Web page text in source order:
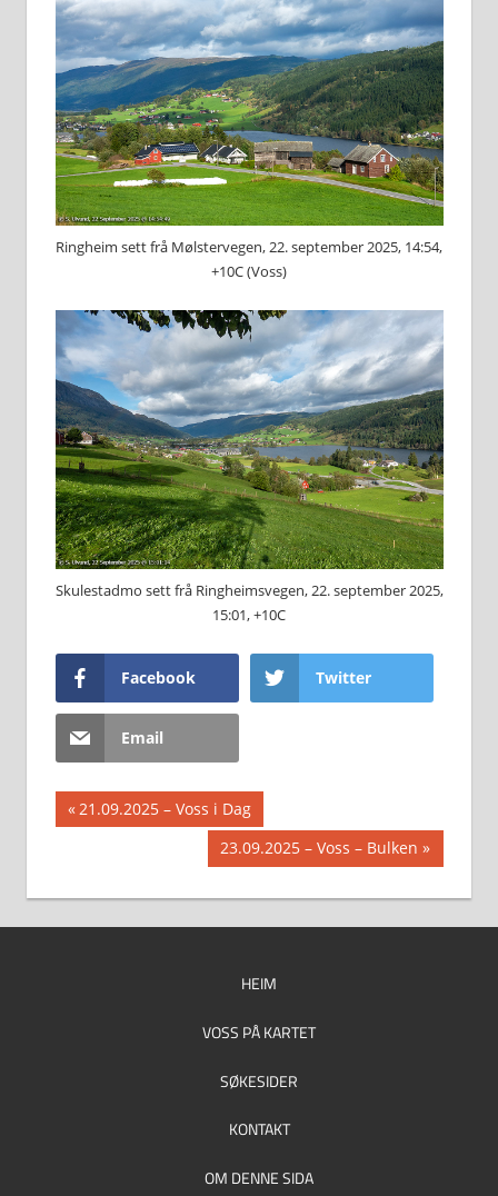
Ringheim sett frå Mølstervegen, 22. september 2025, 14:54,
+10C (Voss)
Skulestadmo sett frå Ringheimsvegen, 22. september 2025,
15:01, +10C
Facebook Twitter
Email
Innleggsnavigasjon
Previous
Post:
21.09.2025 – Voss i Dag
Next
Post:
23.09.2025 – Voss – Bulken
HEIM
VOSS PÅ KARTET
SØKESIDER
KONTAKT
OM DENNE SIDA